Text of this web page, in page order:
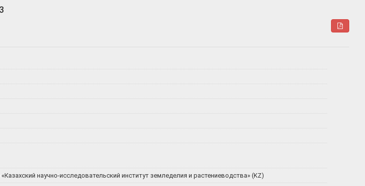
научно-исследовательский институт земледелия и растениеводства» (KZ)